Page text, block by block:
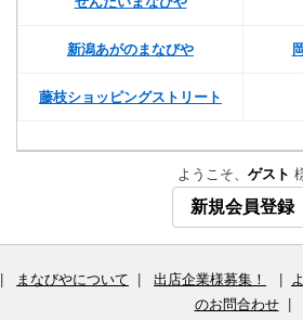
新潟あがのまなびや
藤枝ショッピングストリート
ようこそ、 ゲスト
新規会員登録
まなびやについて 出店企業様募集！
のお問合わせ|